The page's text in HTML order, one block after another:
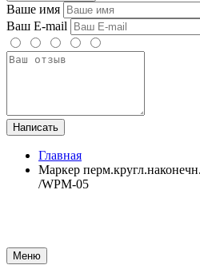
Ваше имя
Ваш E-mail
Написать
Главная
Маркер
/WPM-05
Меню